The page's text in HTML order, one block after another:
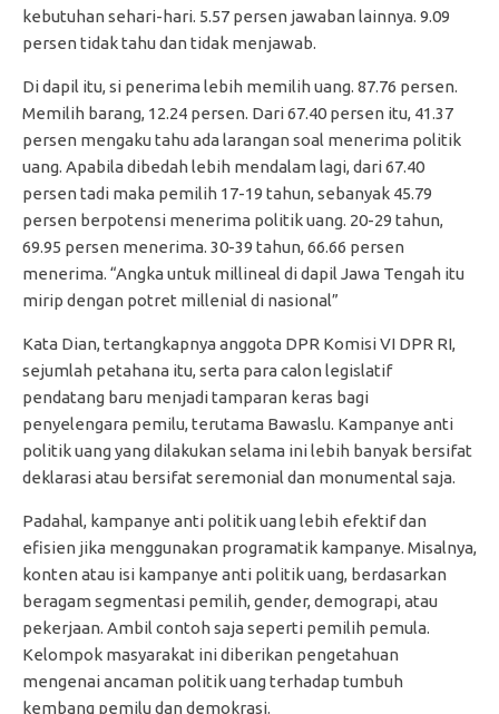
kebutuhan sehari-hari. 5.57 persen jawaban lainnya. 9.09
persen tidak tahu dan tidak menjawab.
Di dapil itu, si penerima lebih memilih uang. 87.76 persen.
Memilih barang, 12.24 persen. Dari 67.40 persen itu, 41.37
persen mengaku tahu ada larangan soal menerima politik
uang. Apabila dibedah lebih mendalam lagi, dari 67.40
persen tadi maka pemilih 17-19 tahun, sebanyak 45.79
persen berpotensi menerima politik uang. 20-29 tahun,
69.95 persen menerima. 30-39 tahun, 66.66 persen
menerima. “Angka untuk millineal di dapil Jawa Tengah itu
mirip dengan potret millenial di nasional”
Kata Dian, tertangkapnya anggota DPR Komisi VI DPR RI,
sejumlah petahana itu, serta para calon legislatif
pendatang baru menjadi tamparan keras bagi
penyelengara pemilu, terutama Bawaslu. Kampanye anti
politik uang yang dilakukan selama ini lebih banyak bersifat
deklarasi atau bersifat seremonial dan monumental saja.
Padahal, kampanye anti politik uang lebih efektif dan
efisien jika menggunakan programatik kampanye. Misalnya,
konten atau isi kampanye anti politik uang, berdasarkan
beragam segmentasi pemilih, gender, demograpi, atau
pekerjaan. Ambil contoh saja seperti pemilih pemula.
Kelompok masyarakat ini diberikan pengetahuan
mengenai ancaman politik uang terhadap tumbuh
kembang pemilu dan demokrasi.